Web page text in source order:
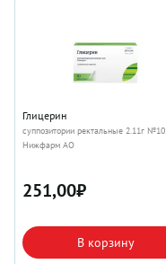
Глицерин
суппозитории ректальные 2.11г №10
Нижфарм АО
251,00₽
В корзину